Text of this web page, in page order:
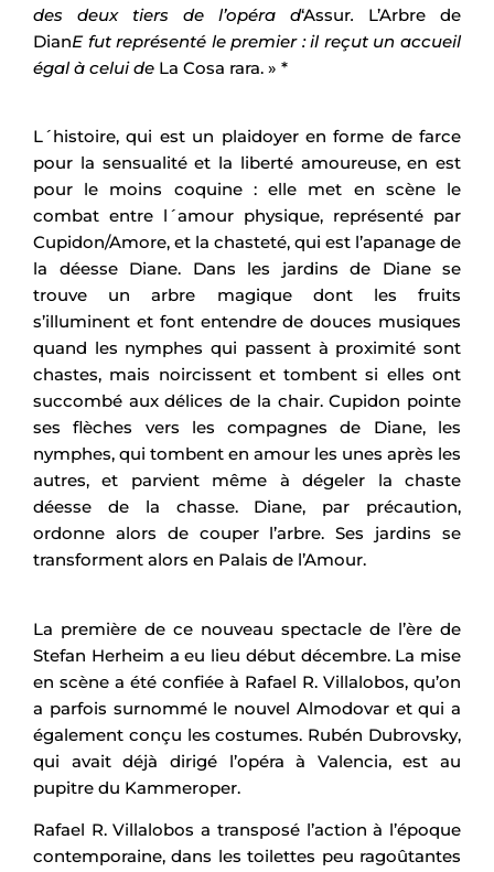
des deux tiers de l’opéra d‘Assur. L’Arbre de
DianE fut représenté le premier : il reçut un accueil
égal à celui de La Cosa rara. » *
L´histoire, qui est un plaidoyer en forme de farce
pour la sensualité et la liberté amoureuse, en est
pour le moins coquine : elle met en scène le
combat entre l´amour physique, représenté par
Cupidon/Amore, et la chasteté, qui est l’apanage de
la déesse Diane. Dans les jardins de Diane se
trouve un arbre magique dont les fruits
s’illuminent et font entendre de douces musiques
quand les nymphes qui passent à proximité sont
chastes, mais noircissent et tombent si elles ont
succombé aux délices de la chair. Cupidon pointe
ses flèches vers les compagnes de Diane, les
nymphes, qui tombent en amour les unes après les
autres, et parvient même à dégeler la chaste
déesse de la chasse. Diane, par précaution,
ordonne alors de couper l’arbre. Ses jardins se
transforment alors en Palais de l’Amour.
La première de ce nouveau spectacle de l’ère de
Stefan Herheim a eu lieu début décembre. La mise
en scène a été confiée à Rafael R. Villalobos, qu’on
a parfois surnommé le nouvel Almodovar et qui a
également conçu les costumes. Rubén Dubrovsky,
qui avait déjà dirigé l’opéra à Valencia, est au
pupitre du Kammeroper.
Rafael R. Villalobos a transposé l’action à l’époque
contemporaine, dans les toilettes peu ragoûtantes